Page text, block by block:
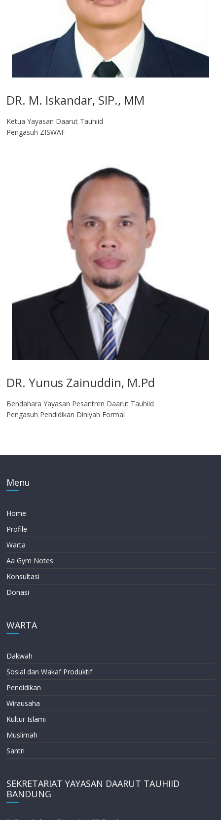
DR. M. Iskandar, SIP., MM
Ketua Yayasan Daarut Tauhiid
Pengasuh ZISWAF
DR. Yunus Zainuddin, M.Pd
Bendahara Yayasan Pesantren Daarut Tauhiid
Pengasuh Pendidikan Diniyah Formal
Menu
Home
Profile
Warta
Aa Gym Notes
Konsultasi
Donasi
WARTA
Dakwah
Sosial dan Wakaf Produktif
Pendidikan
Wirausaha
Kultur Islami
Muslimah
Santri
SEKRETARIAT YAYASAN DAARUT TAUHIID
BANDUNG